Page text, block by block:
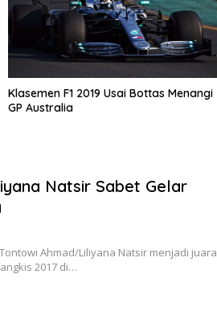
Klasemen F1 2019 Usai Bottas Menangi
GP Australia
Natsir Sabet Gelar
Ahmad/Liliyana Natsir menjadi juara
2017 di…